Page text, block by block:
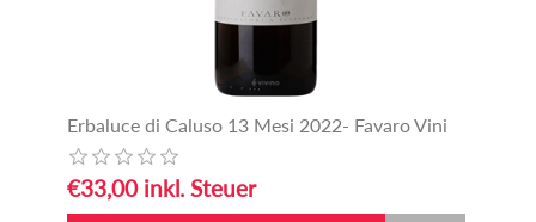
Erbaluce di Caluso 13 Mesi 2022- Favaro Vini
€33,00 inkl. Steuer